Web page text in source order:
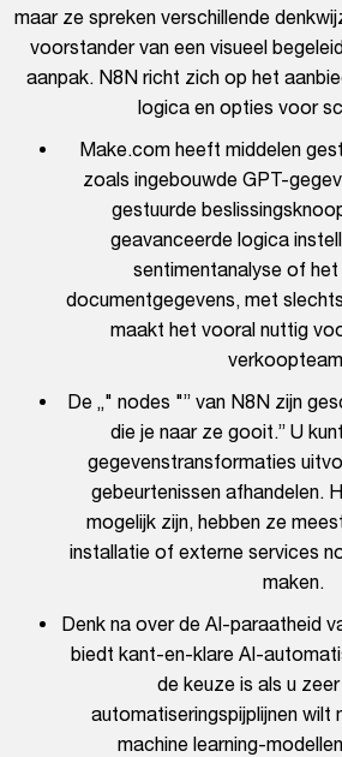
maar ze spreken verschillende
voorstander van een visueel
aanpak. N8N richt zich op het
logica en opties voor
Make.com heeft middelen
zoals ingebouwde GPT-
gestuurde
geavanceerde logica
sentimentanalyse of het
documentgegevens, met
maakt het vooral nuttig
De „" nodes "” van N8N zijn
die je naar ze gooit.” U
gegevenstransformaties
gebeurtenissen afhandelen.
mogelijk zijn, hebben ze
installatie of externe services
maken.
Denk na over de AI-paraatheid
biedt kant-en-klare AI-
de keuze is als u
automatiseringspijplijnen wilt
machine learning-